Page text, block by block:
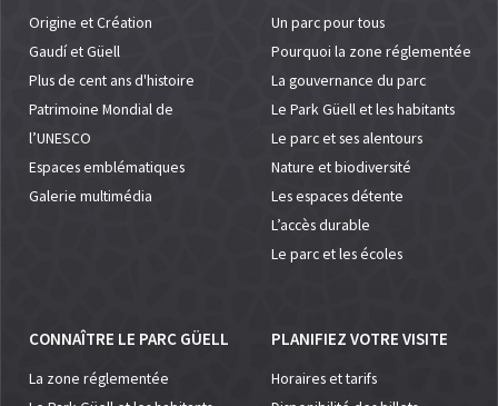
Origine et Création
Gaudí et Güell
Plus de cent ans d'histoire
Patrimoine Mondial de
l’UNESCO
Espaces emblématiques
Galerie multimédia
Un parc pour tous
Pourquoi la zone réglementée
La gouvernance du parc
Le Park Güell et les habitants
Le parc et ses alentours
Nature et biodiversité
Les espaces détente
L’accès durable
Le parc et les écoles
CONNAÎTRE LE PARC GÜELL
La zone réglementée
PLANIFIEZ VOTRE VISITE
Horaires et tarifs